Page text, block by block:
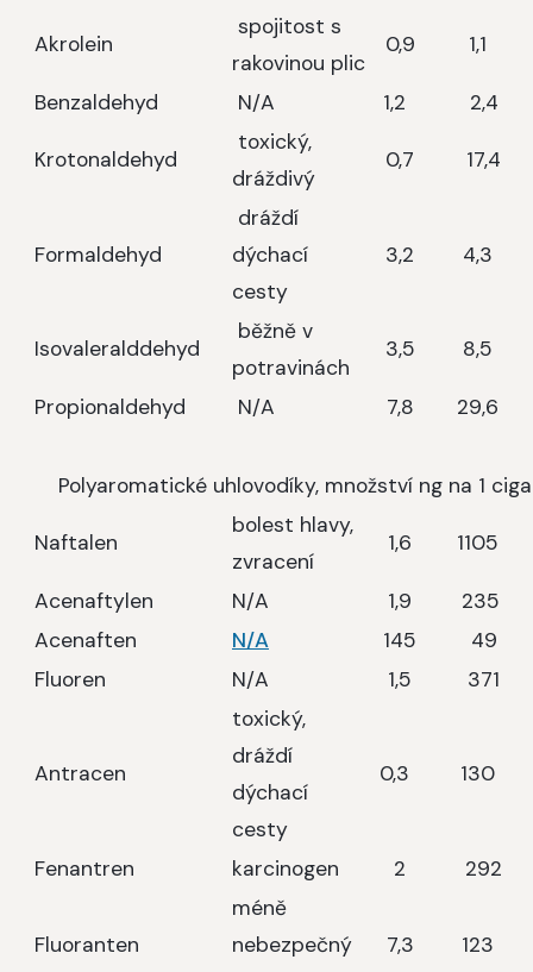
Akrolein
spojitost s
rakovinou plic
0,9 1,1
Benzaldehyd N/A 1,2 2,4
Krotonaldehyd
toxický,
dráždivý
0,7 17,4
Formaldehyd
dráždí
dýchací
cesty
3,2 4,3
Isovaleralddehyd
běžně v
potravinách
3,5 8,5
Propionaldehyd N/A 7,8 29,6
Polyaromatické uhlovodíky, množství ng na 1
Naftalen
bolest hlavy,
zvracení
1,6 1105
Acenaftylen N/A 1,9
235
Acenaften
N/A 145
49
Fluoren
N/A 1,5 371
Antracen
toxický,
dráždí
dýchací
cesty
0,3 130
Fenantren karcinogen 2 292
Fluoranten
méně
nebezpečný
7,3 123